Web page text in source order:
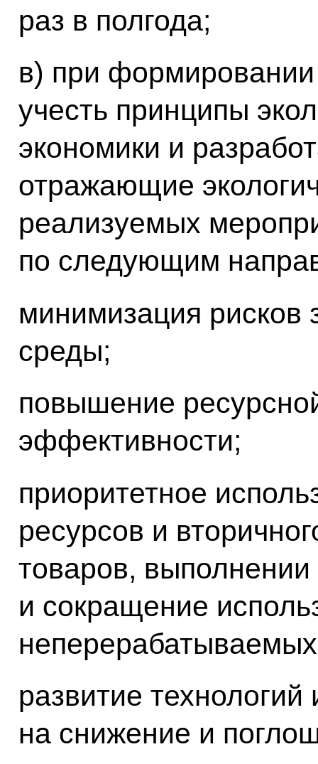
раз в полгода;
в) при
учесть принципы
экономики и
отражающие
реализуемых
по следующим
минимизация рисков
среды;
повышение
эффективности;
приоритетное
ресурсов и
товаров, выполнении
и сокращение
развитие
на снижение и